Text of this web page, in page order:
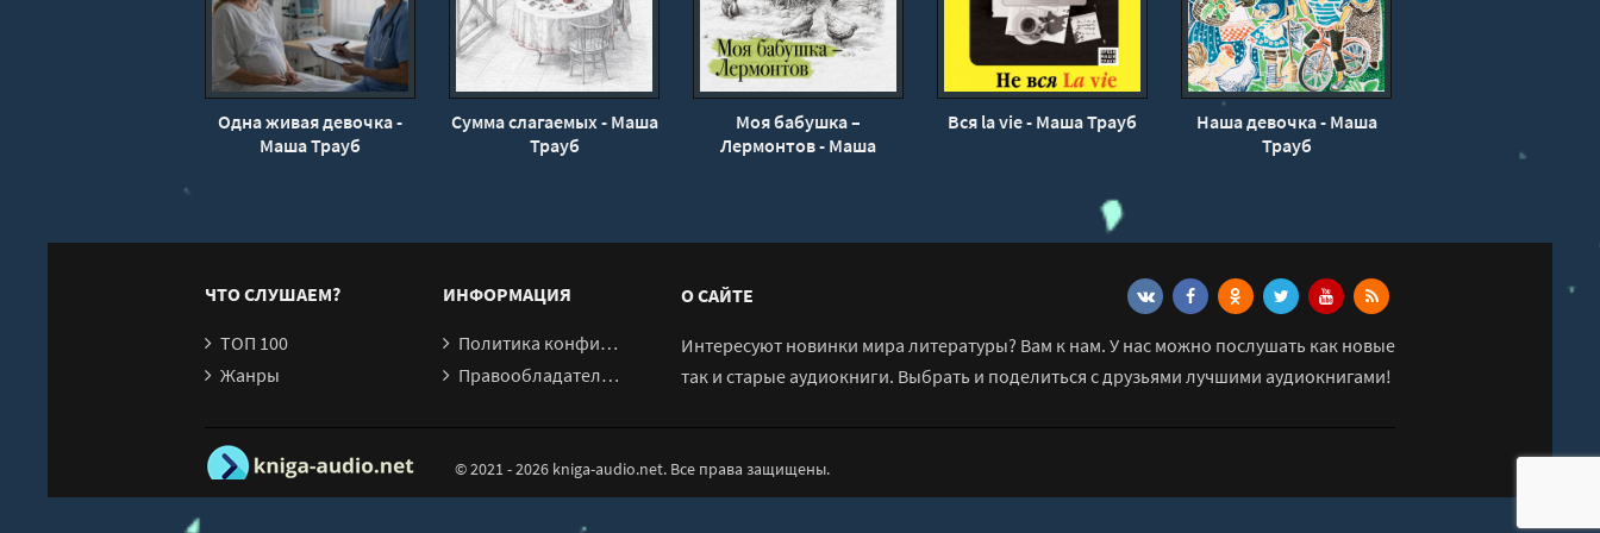
Одна живая девочка -
Маша Трауб
Сумма слагаемых - Маша
Трауб
Моя бабушка –
Лермонтов - Маша
Вся la vie - Маша Трауб
Наша девочка - Маша
Трауб
ЧТО СЛУШАЕМ?
ТОП 100
Жанры
ИНФОРМАЦИЯ
Политика конфиденциальности
Правообладателям
О САЙТЕ
Интересуют новинки мира литературы? Вам к нам. У нас можно послушать как новые
так и старые аудиокниги. Выбрать и поделиться с друзьями лучшими аудиокнигами!
© 2021 - 2026 kniga-audio.net. Все права защищены.